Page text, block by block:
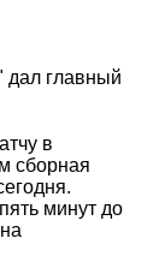
дал главный
в
сборная
минут до